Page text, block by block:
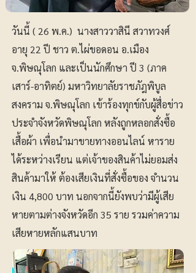
วันนี้ ( 26 พ.ค.) นางสาววาสินี สวาทวงศ์
อายุ 22 ปี ชาว ต.ไผ่ขอดอน อ.เมือง
จ.พิษณุโลก และเป็นนักศึกษา ปี 3 (ภาค
เสาร์-อาทิตย์) มหาวิทยาลัยราชภัฎพิบูล
สงคราม จ.พิษณุโลก เข้าร้องทุกข์กับผู้สื่อข่าว
ประจำจังหวัดพิษณุโลก หลังถูกหลอกสั่งซื้อ
เสื้อผ้า เพื่อนำมาขายทางออนไลน์ หาราย
ได้ระหว่างเรียน แต่เจ้าของสินค้าไม่ยอมส่ง
สินค้ามาให้ ต้องเสียเงินที่สั่งซื้อของ จำนวน
เงิน 4,800 บาท นอกจากนี้ยังพบว่ามีผู้เสีย
หายตามต่างจังหวัดอีก 35 ราย รวมค่าความ
เสียหายหลักแสนบาท